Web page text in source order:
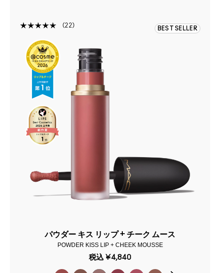
22 BEST SELLER
パウダー キス リップ + チーク ムース
POWDER KISS LIP + CHEEK MOUSSE
税込 ¥4,840